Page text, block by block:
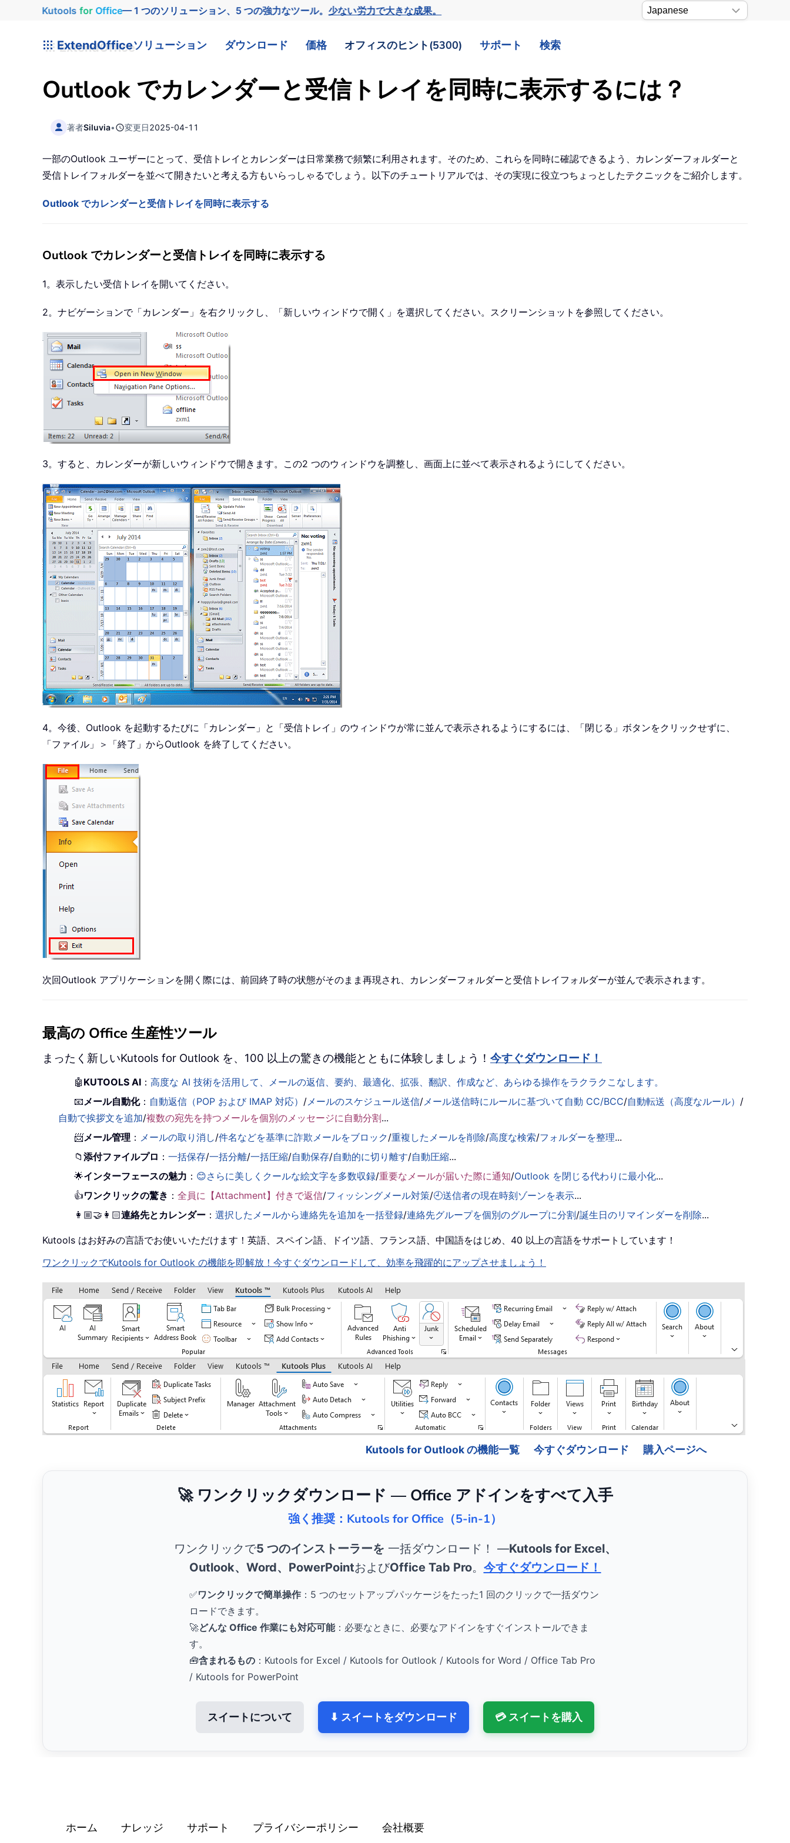
Kutools for Office— 1 つのソリューション、5 つの強力なツール。少ない労力で大きな成果。
ExtendOfficeソリューション ダウンロード 価格 オフィスのヒント(5300) サポート 検索
Outlook でカレンダーと受信トレイを同時に表示するには？
著者Siluvia• 変更日2025-04-11
一部のOutlook ユーザーにとって、受信トレイとカレンダーは日常業務で頻繁に利用されます。そのため、これらを同時に確認できるよう、カレンダーフォルダーと
受信トレイフォルダーを並べて開きたいと考える方もいらっしゃるでしょう。以下のチュートリアルでは、その実現に役立つちょっとしたテクニックをご紹介します。
Outlook でカレンダーと受信トレイを同時に表示する
Outlook でカレンダーと受信トレイを同時に表示する
1。表示したい受信トレイを開いてください。
2。ナビゲーションで「カレンダー」を右クリックし、「新しいウィンドウで開く」を選択してください。スクリーンショットを参照してください。
3。すると、カレンダーが新しいウィンドウで開きます。この2 つのウィンドウを調整し、画面上に並べて表示されるようにしてください。
4。今後、Outlook を起動するたびに「カレンダー」と「受信トレイ」のウィンドウが常に並んで表示されるようにするには、「閉じる」ボタンをクリックせずに、
「ファイル」＞「終了」からOutlook を終了してください。
次回Outlook アプリケーションを開く際には、前回終了時の状態がそのまま再現され、カレンダーフォルダーと受信トレイフォルダーが並んで表示されます。
最高の Office 生産性ツール
まったく新しいKutools for Outlook を、100 以上の驚きの機能とともに体験しましょう！ 今すぐダウンロード！
🤖 KUTOOLS AI ：高度な AI 技術を活用して、メールの返信、要約、最適化、拡張、翻訳、作成など、あらゆる操作をラクラクこなします。
📧メール自動化： 自動返信（POP および IMAP 対応） /メールのスケジュール送信/メール送信時にルールに基づいて自動 CC/BCC/自動転送（高度なルール） /
自動で挨拶文を追加/複数の宛先を持つメールを個別のメッセージに自動分割...
📨メール管理 ： メールの取り消し/件名などを基準に詐欺メールをブロック/重複したメールを削除/高度な検索/フォルダーを整理...
📁添付ファイルプロ ：一括保存/一括分離/一括圧縮/自動保存/自動的に切り離す/自動圧縮...
🌟インターフェースの魅力 ： 😊さらに美しくクールな絵文字を多数収録/重要なメールが届いた際に通知/Outlook を閉じる代わりに最小化...
👍ワンクリックの驚き ：全員に【Attachment】付きで返信/フィッシングメール対策/🕘送信者の現在時刻ゾーンを表示...
👩🏼‍🤝‍👩🏻連絡先とカレンダー ：選択したメールから連絡先を追加を一括登録/連絡先グループを個別のグループに分割/誕生日のリマインダーを削除...
Kutools はお好みの言語でお使いいただけます！英語、スペイン語、ドイツ語、フランス語、中国語をはじめ、40 以上の言語をサポートしています！
ワンクリックでKutools for Outlook の機能を即解放！今すぐダウンロードして、効率を飛躍的にアップさせましょう！
Kutools for Outlook の機能一覧 今すぐダウンロード 購入ページへ
🚀 ワンクリックダウンロード — Office アドインをすべて入手
強く推奨：Kutools for Office（5-in-1）
ワンクリックで5 つのインストーラーを 一括ダウンロード！ ―Kutools for Excel、
Outlook、Word、PowerPointおよびOffice Tab Pro。 今すぐダウンロード！
✅ワンクリックで簡単操作 ：5 つのセットアップパッケージをたった1 回のクリックで一括ダウン
ロードできます。
🚀どんな Office 作業にも対応可能：必要なときに、必要なアドインをすぐインストールできま
す。
🧰含まれるもの ：Kutools for Excel / Kutools for Outlook / Kutools for Word / Office Tab Pro
/ Kutools for PowerPoint
スイートについて ⬇ スイートをダウンロード 💳 スイートを購入
ホーム ナレッジ サポート プライバシーポリシー 会社概要